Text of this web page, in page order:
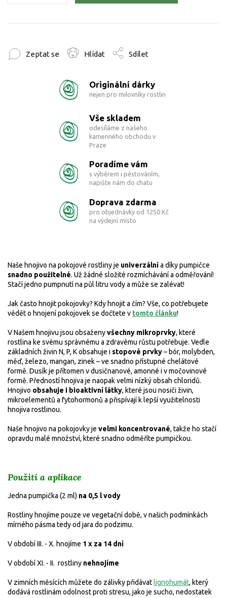
Zeptat se Hlídat Sdílet
Originální dárky
nejen pro milovníky rostlin
Vše skladem
odesíláme z našeho
kamenného obchodu v
Praze
Poradíme vám
s výběrem i pěstováním,
napište nám do chatu
Doprava zdarma
pro objednávky od 1250 Kč
na výdejní místo
Naše hnojivo na pokojové rostliny je univerzálnía díky pumpičce
snadno použitelné. Už žádné složité rozmíchávání a odměřování!
Stačí jedno pumpnutí na půl litru vody a může se zalévat!
Jak často hnojit pokojovky? Kdy hnojit a čím? Vše, co potřebujete
vědět o hnojení pokojovek se dočtete v tomto článku!
V Našem hnojivu jsou obsaženyvšechny mikroprvky, které
rostlina ke svému správnému a zdravému růstu potřebuje. Vedle
základních živin N, P, K obsahuje i stopové prvky– bór, molybden,
měď, železo, mangan, zinek –ve snadno přístupné chelátové
formě. Dusík je přítomen v dusičnanové, amonné i v močovinové
formě. Předností hnojiva je naopak velmi nízký obsah chloridů.
Hnojivo obsahuje i bioaktivní látky, které jsou nosiči živin,
mikroelementů a fytohormonů a přispívají k lepší využitelnosti
hnojiva rostlinou.
Naše hnojivo na pokojovky je velmi koncentrované, takže ho stačí
opravdu malé množství, které snadno odměříte pumpičkou.
Použití a aplikace
Jedna pumpička (2 ml) na 0,5 l vody
Rostliny hnojíme pouze ve vegetační době, v našich podmínkách
mírného pásma tedy od jara do podzimu.
V období III. - X. hnojíme 1 x za 14 dní
V období XI. - II. rostliny nehnojíme
V zimních měsících můžete do zálivky přidávat lignohumát, který
dodává rostlinám odolnost proti stresu, jako je sucho, nedostatek